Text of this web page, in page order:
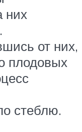
них
от них,
плодовых
стеблю.